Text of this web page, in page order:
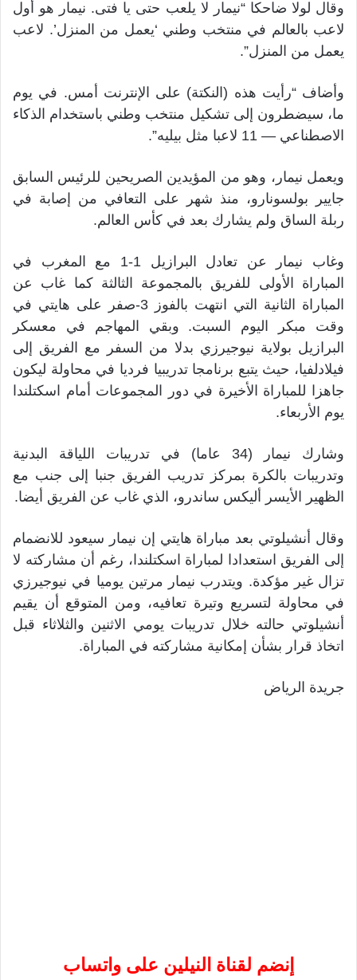
وقال لولا ضاحكا “نيمار لا يلعب حتى يا فتى. نيمار هو أول
لاعب بالعالم في ‌منتخب وطني ‘يعمل ​من المنزل’. لاعب
يعمل من المنزل”.
وأضاف “رأيت هذه (النكتة) على الإنترنت أمس. في ‌يوم
ما، سيضطرون إلى تشكيل ‌منتخب وطني باستخدام الذكاء
الاصطناعي — 11 لاعبا مثل بيليه”.
ويعمل نيمار، وهو من المؤيدين الصريحين للرئيس السابق
جايير بولسونارو، منذ شهر على التعافي من إصابة في
ربلة ‌الساق ولم يشارك بعد في كأس العالم.
وغاب نيمار عن تعادل البرازيل 1-1 مع المغرب ​في
المباراة الأولى للفريق بالمجموعة الثالثة كما غاب عن
المباراة الثانية التي انتهت بالفوز 3-صفر على هايتي في
وقت مبكر اليوم السبت. وبقي المهاجم في معسكر
البرازيل بولاية نيوجيرزي بدلا ​من السفر مع الفريق إلى
فيلادلفيا، حيث يتبع برنامجا تدريبيا فرديا في محاولة ليكون
جاهزا ⁠للمباراة الأخيرة في دور المجموعات أمام اسكتلندا
يوم الأربعاء.
وشارك نيمار (34 عاما) في تدريبات اللياقة البدنية
وتدريبات بالكرة بمركز ⁠تدريب الفريق جنبا إلى جنب مع
الظهير ⁠الأيسر أليكس ساندرو، الذي غاب عن الفريق أيضا.
وقال أنشيلوتي بعد مباراة هايتي إن نيمار سيعود للانضمام
إلى الفريق استعدادا لمباراة اسكتلندا، رغم أن مشاركته لا
تزال غير مؤكدة. ويتدرب نيمار ⁠مرتين يوميا في نيوجيرزي
في محاولة ​لتسريع وتيرة تعافيه، ومن المتوقع أن يقيم
أنشيلوتي حالته خلال تدريبات يومي الاثنين ⁠والثلاثاء قبل
اتخاذ قرار بشأن إمكانية مشاركته ⁠في المباراة.
جريدة الرياض
إنضم لقناة النيلين على واتساب